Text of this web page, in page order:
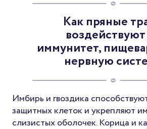
Как пряные
иммунитет,
нервную
Имбирь и гвоздика
защитных клеток и укрепляют
слизистых оболочек. Корица и